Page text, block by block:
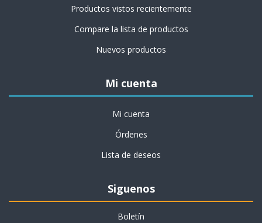
Productos vistos recientemente
Compare la lista de productos
Nuevos productos
Mi cuenta
Mi cuenta
Órdenes
Lista de deseos
Siguenos
Boletín